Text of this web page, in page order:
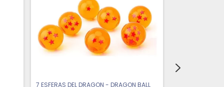
7 ESFERAS DEL DRAGON - DRAGON BALL